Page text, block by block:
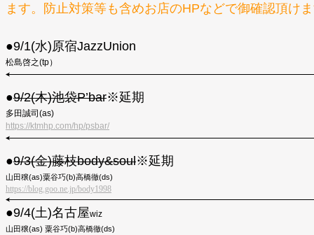
ます。防止対策等も含めお店のHPなどで御確認頂け
●9/1(水)原宿JazzUnion
松島啓之(tp）
●9/2(木)池袋P’bar※延期
多田誠司(as)
https://ktmhp.com/hp/psbar/
●9/3(金)藤枝body&soul※延期
山田穣(as)粟谷巧(b)高橋徹(ds)
https://blog.goo.ne.jp/body1998
●9/4(土)名古屋wiz
山田穣(as) 粟谷巧(b)高橋徹(ds)